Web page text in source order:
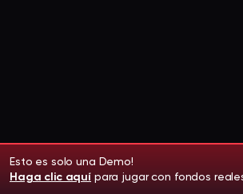
Esto es solo una Demo!
Haga clic aquí para jugar con fondos